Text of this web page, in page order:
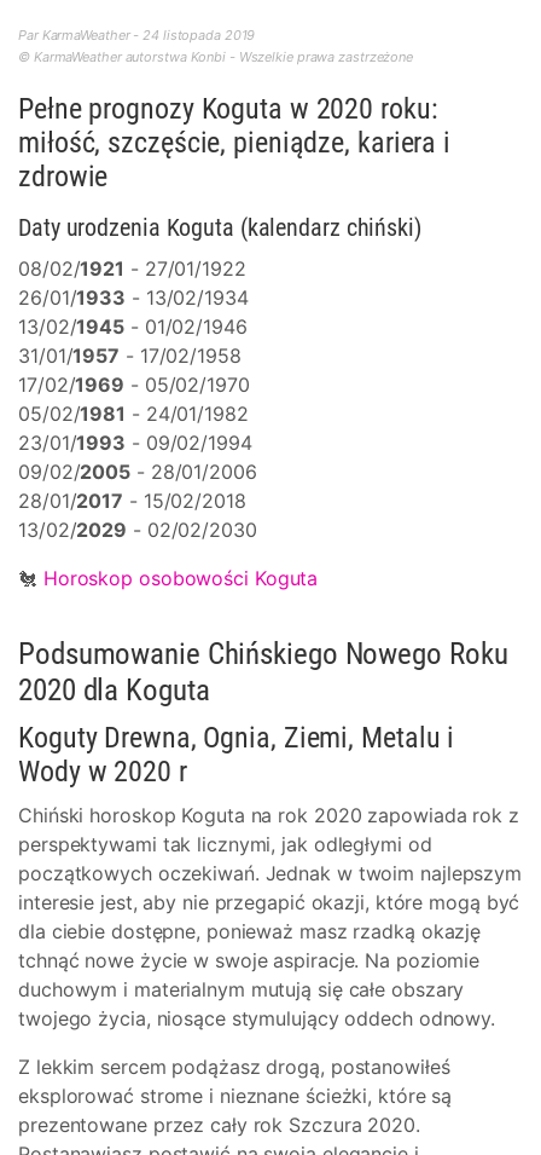
Par KarmaWeather - 24 listopada 2019
© KarmaWeather autorstwa Konbi - Wszelkie prawa zastrzeżone
Pełne prognozy Koguta w 2020 roku:
miłość, szczęście, pieniądze, kariera i
zdrowie
Daty urodzenia Koguta (kalendarz chiński)
08/02/1921 - 27/01/1922
26/01/1933 - 13/02/1934
13/02/1945 - 01/02/1946
31/01/1957 - 17/02/1958
17/02/1969 - 05/02/1970
05/02/1981 - 24/01/1982
23/01/1993 - 09/02/1994
09/02/2005 - 28/01/2006
28/01/2017 - 15/02/2018
13/02/2029 - 02/02/2030
🐔 Horoskop osobowości Koguta
Podsumowanie Chińskiego Nowego Roku
2020 dla Koguta
Koguty Drewna, Ognia, Ziemi, Metalu i
Wody w 2020 r
Chiński horoskop Koguta na rok 2020 zapowiada rok z
perspektywami tak licznymi, jak odległymi od
początkowych oczekiwań. Jednak w twoim najlepszym
interesie jest, aby nie przegapić okazji, które mogą być
dla ciebie dostępne, ponieważ masz rzadką okazję
tchnąć nowe życie w swoje aspiracje. Na poziomie
duchowym i materialnym mutują się całe obszary
twojego życia, niosące stymulujący oddech odnowy.
Z lekkim sercem podążasz drogą, postanowiłeś
eksplorować strome i nieznane ścieżki, które są
prezentowane przez cały rok Szczura 2020.